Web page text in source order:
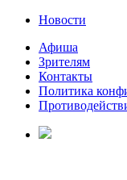
Новости
Афиша
Зрителям
Контакты
Политика